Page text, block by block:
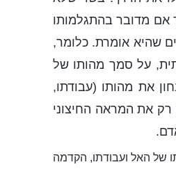
אם מדובר בהתגלמותו
שהיא אומרת. כלומר,
על סמך מהותו של
את מהותו (עבודתו,
רק את המראה החיצוני
של האל ועבודתו, הקדמה